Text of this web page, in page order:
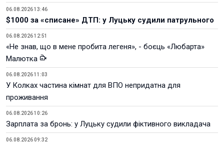
06.08.2026 13:46
$1000 за «списане» ДТП: у Луцьку судили патрульного
06.08.2026 12:51
«Не знав, що в мене пробита легеня», - боєць «Любарта»
Малютка
06.08.2026 11:03
У Колках частина кімнат для ВПО непридатна для
проживання
06.08.2026 10:26
Зарплата за бронь: у Луцьку судили фіктивного викладача
06.08.2026 09:32